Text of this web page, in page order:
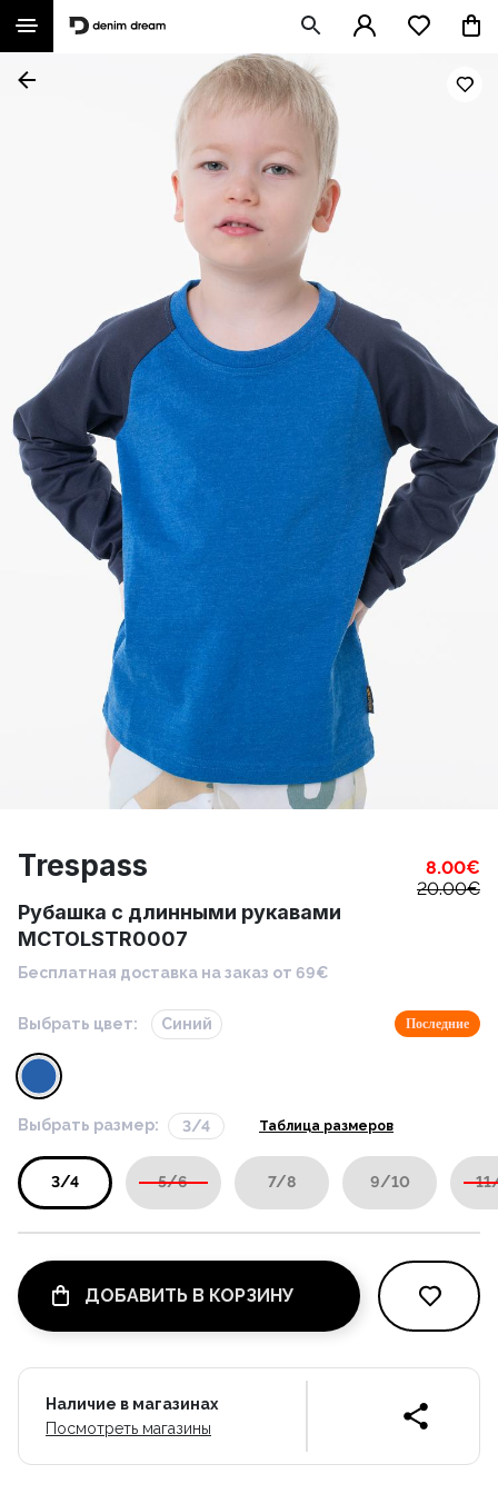
Trespass 8.00€
20.00€
Рубашка с длинными рукавами
MCTOLSTR0007
Бесплатная доставка на заказ от 69€
Выбрать цвет: Синий Последние
Выбрать размер: 3/4 Таблица размеров
3/4 5/6 7/8 9/10
ДОБАВИТЬ В КОРЗИНУ
Наличие в магазинах
Посмотреть магазины